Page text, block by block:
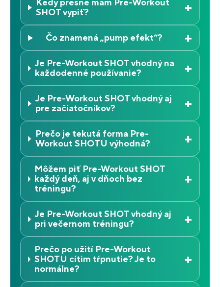
Kedy presne mám Pre-Workout
SHOT vypiť?
+
Čo znamená „pump efekt“? +
Je Pre-Workout SHOT vhodný na
každodenné používanie?
+
Je Pre-Workout SHOT vhodný aj
pre začiatočníkov?
+
Prečo je tekutá forma Pre-
Workout SHOTU výhodná?
+
Môžem piť Pre-Workout SHOT
každý deň, aj v dňoch bez
tréningu?
+
Je Pre-Workout SHOT vhodný aj
pri večernom tréningu?
+
Prečo po užití Pre-Workout
SHOTU cítim tŕpnutie? Je to
normálne?
+